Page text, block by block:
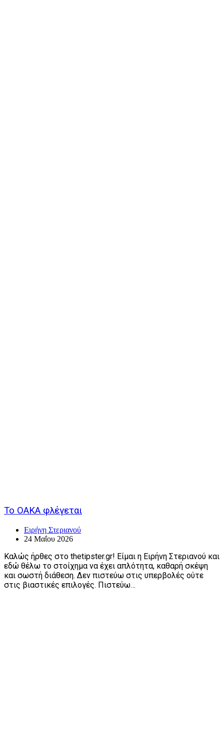
Το ΟΑΚΑ φλέγεται
Ειρήνη Στεριανού
24 Μαΐου 2026
Καλώς ήρθες στο thetipster.gr! Είμαι η Ειρήνη Στεριανού και
εδώ θέλω το στοίχημα να έχει απλότητα, καθαρή σκέψη
και σωστή διάθεση. Δεν πιστεύω στις υπερβολές ούτε
στις βιαστικές επιλογές. Πιστεύω…